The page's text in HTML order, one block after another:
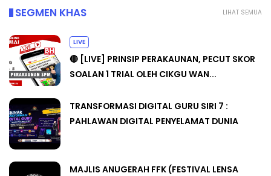
LIHAT SEMUA
SEGMEN KHAS
LIVE
🔴 [LIVE] PRINSIP PERAKAUNAN, PECUT SKOR
SOALAN 1 TRIAL OLEH CIKGU WAN...
TRANSFORMASI DIGITAL GURU SIRI 7 :
PAHLAWAN DIGITAL PENYELAMAT DUNIA
MAJLIS ANUGERAH FFK (FESTIVAL LENSA